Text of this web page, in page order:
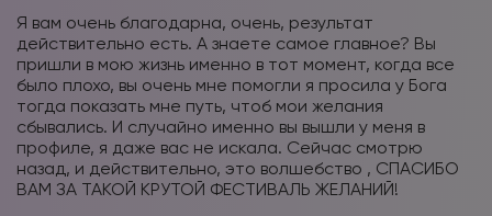
Я вам очень благодарна, очень, результат
действительно есть. А знаете самое главное? Вы
пришли в мою жизнь именно в тот момент, когда все
было плохо, вы очень мне помогли я просила у Бога
тогда показать мне путь, чтоб мои желания
сбывались. И случайно именно вы вышли у меня в
профиле, я даже вас не искала. Сейчас смотрю
назад, и действительно, это волшебство , СПАСИБО
ВАМ ЗА ТАКОЙ КРУТОЙ ФЕСТИВАЛЬ ЖЕЛАНИЙ!